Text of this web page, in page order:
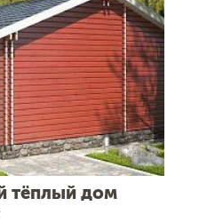
тёплый дом